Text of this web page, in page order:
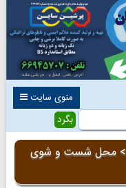
منوی سایت
> محل شست و شوی